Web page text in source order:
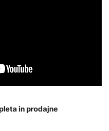
in prodajne